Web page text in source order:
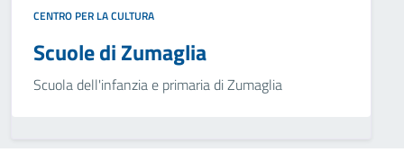
CENTRO PER LA CULTURA
Scuole di Zumaglia
Scuola dell'infanzia e primaria di Zumaglia